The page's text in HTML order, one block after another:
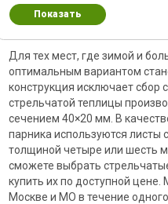
Показать
Для тех мест, где зимой и
оптимальным вариантом
конструкция исключает сбор
стрельчатой теплицы
сечением 40×20 мм. В
парника используются листы
толщиной четыре или шесть
сможете выбрать
купить их по доступной
Москве и МО в течение